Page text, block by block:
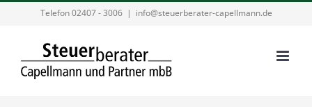
Telefon 02407 - 3006 | info@steuerberater-capellmann.de